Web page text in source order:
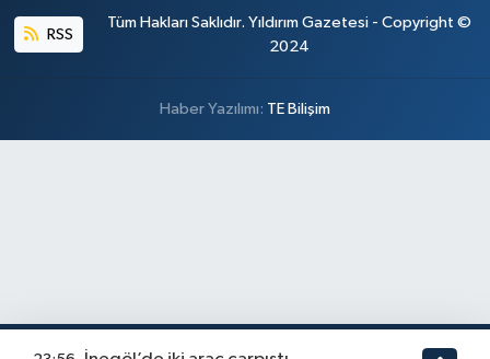
RSS
Tüm Hakları Saklıdır. Yıldırım Gazetesi - Copyright ©
2024
Haber Yazılımı: TE Bilişim